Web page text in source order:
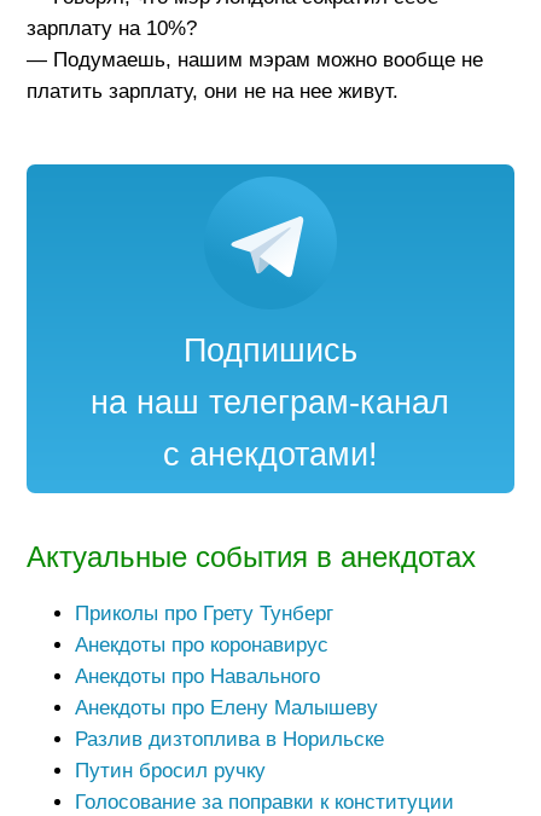
зарплату на 10%?
— Подумаешь, нашим мэрам можно вообще не
платить зарплату, они не на нее живут.
Подпишись
на наш телеграм-канал
с анекдотами!
Актуальные события в анекдотах
Приколы про Грету Тунберг
Анекдоты про коронавирус
Анекдоты про Навального
Анекдоты про Елену Малышеву
Разлив дизтоплива в Норильске
Путин бросил ручку
Голосование за поправки к конституции